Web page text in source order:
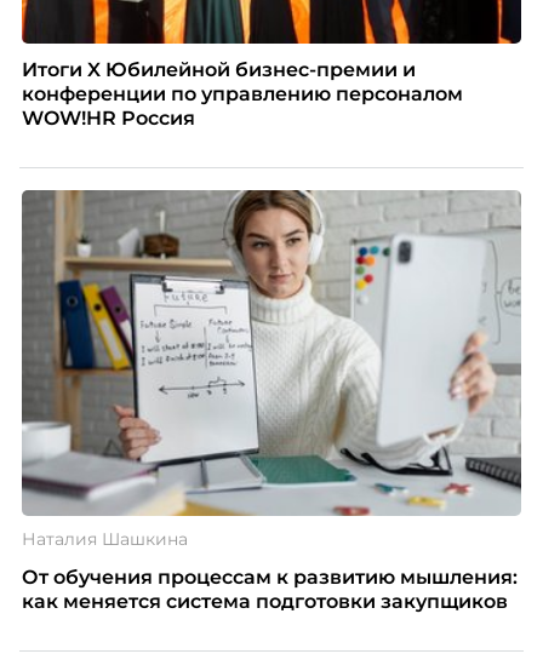
Итоги X Юбилейной бизнес-премии и
конференции по управлению персоналом
WOW!HR Россия
Наталия Шашкина
От обучения процессам к развитию мышления:
как меняется система подготовки закупщиков